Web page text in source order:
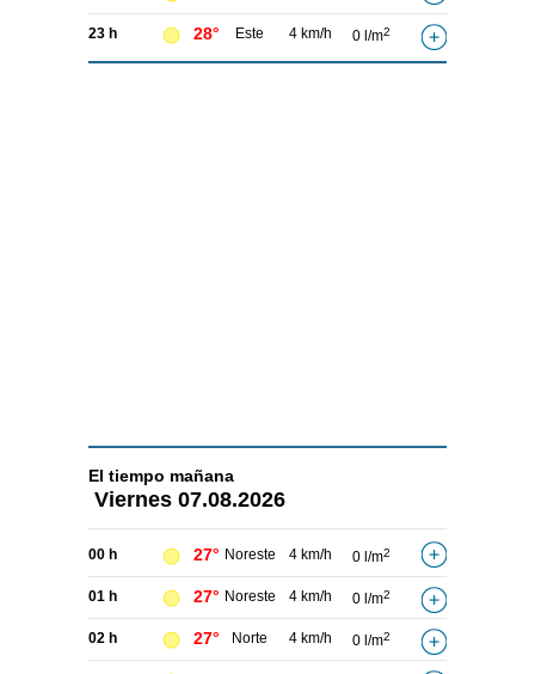
23 h 28° Este 4 km/h 0 l/m2
El tiempo mañana
Viernes 07.08.2026
00 h 27° Noreste 4 km/h 0 l/m2
01 h 27° Noreste 4 km/h 0 l/m2
02 h 27° Norte 4 km/h 0 l/m2